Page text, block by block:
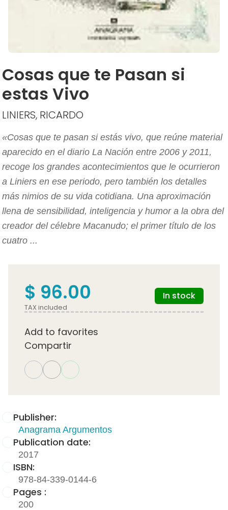
Cosas que te Pasan si
estas Vivo
LINIERS, RICARDO
«Cosas que te pasan si estás vivo, que reúne material
aparecido en el diario La Nación entre 2006 y 2011,
recoge los grandes acontecimientos que le ocurrieron
a Liniers en ese periodo, pero también los detalles
más nimios de su vida cotidiana. Una aproximación
llena de sensibilidad, inteligencia y humor a la obra del
creador del célebre Macanudo; el primer título de los
cuatro ...
Publisher:
Anagrama Argumentos
Publication date:
2017
ISBN:
978-84-339-0144-6
Pages :
200
$ 96.00
TAX included
In stock
Add to favorites
Compartir